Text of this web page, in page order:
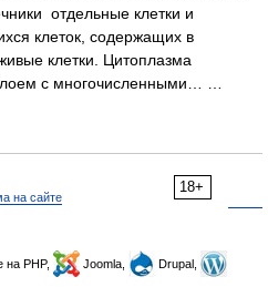
отдельные клетки и
клеток, содержащих в
клетки. Цитоплазма
с многочисленными… …
18+
на сайте
на PHP, Joomla,
Drupal,